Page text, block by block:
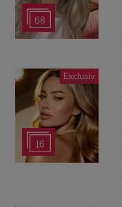
68
Exclusiv
16